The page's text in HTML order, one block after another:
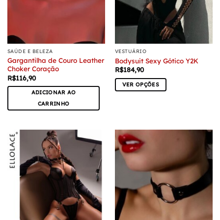
produto
SAÚDE E BELEZA
Gargantilha de Couro Leather
Choker Coração
R$116,90
ADICIONAR AO
CARRINHO
VESTUÁRIO
Bodysuit Sexy Gótico Y2K
R$184,90
VER OPÇÕES
variantes.
As
opções
podem
escolhidas
na
página